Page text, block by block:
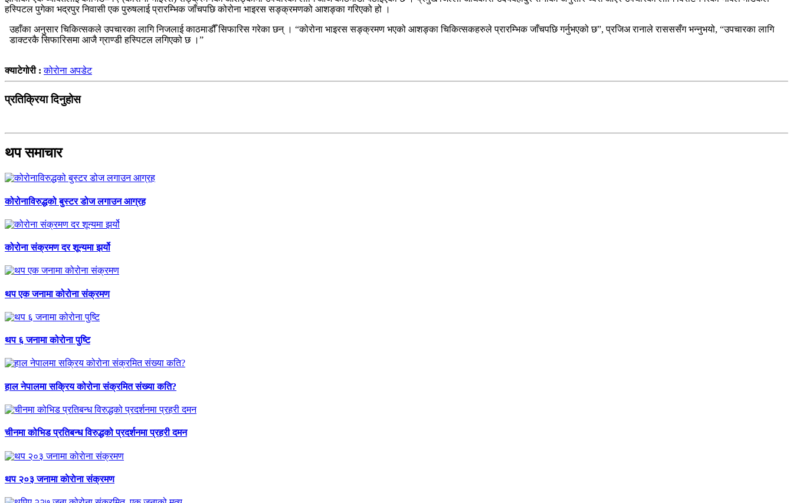
हस्पिटल पुगेका भद्रपुर निवासी एक पुरुषलाई प्रारम्भिक जाँचपछि कोरोना भाइरस सङ्क्रमणको आशङ्का गरिएको हो ।
उहाँका अनुसार चिकित्सकले उपचारका लागि निजलाई काठमाडौँ सिफारिस गरेका छन् । “कोरोना भाइरस सङ्क्रमण भएको आशङ्का चिकित्सकहरुले प्रारम्भिक जाँचपछि गर्नुभएको छ”, प्रजिअ रानाले रासससँग भन्नुभयो, “उपचारका लागि
डाक्टरकै सिफारिसमा आजै ग्राण्डी हस्पिटल लगिएको छ ।”
क्याटेगोरी :कोरोना अपडेट
प्रतिक्रिया दिनुहोस
थप समाचार
कोरोनाविरुद्धको बुस्टर डोज लगाउन आग्रह
कोरोना संक्रमण दर शून्यमा झर्यो
थप एक जनामा कोरोना संक्रमण
थप ६ जनामा कोरोना पुष्टि
हाल नेपालमा सक्रिय कोरोना संक्रमित संख्या कति?
चीनमा कोभिड प्रतिबन्ध विरुद्धको प्रदर्शनमा प्रहरी दमन
थप २०३ जनामा काेराेना संक्रमण